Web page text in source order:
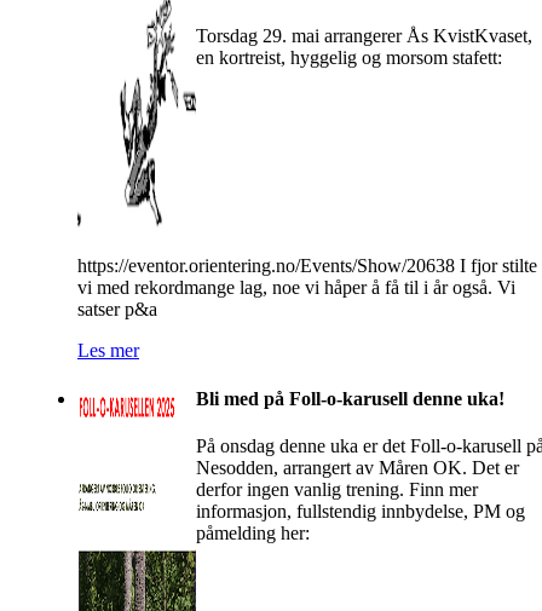
Torsdag 29. mai arrangerer Ås KvistKvaset,
en kortreist, hyggelig og morsom stafett:
https://eventor.orientering.no/Events/Show/20638 I fjor stilte
vi med rekordmange lag, noe vi håper å få til i år også. Vi
satser p&a
Les mer
Bli med på Foll-o-karusell denne uka!
På onsdag denne uka er det Foll-o-karusell
Nesodden, arrangert av Måren OK. Det er
derfor ingen vanlig trening. Finn mer
informasjon, fullstendig innbydelse, PM og
påmelding her: